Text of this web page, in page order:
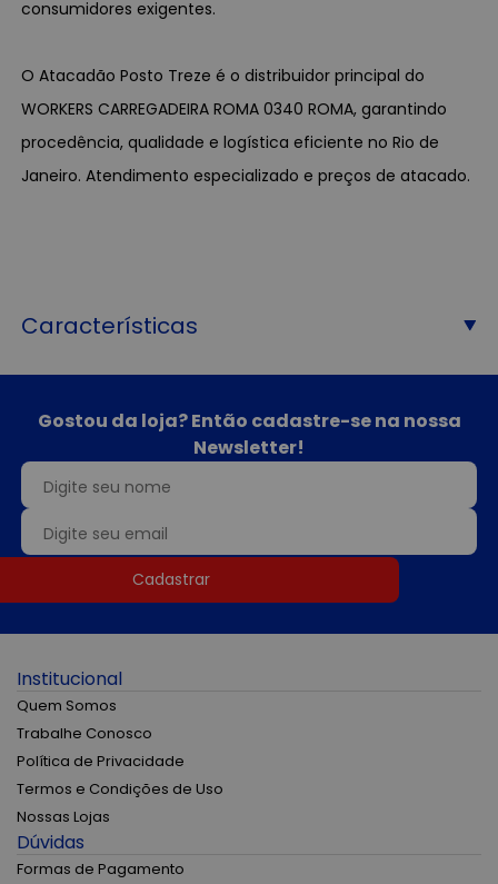
consumidores exigentes.
O Atacadão Posto Treze é o distribuidor principal do
WORKERS CARREGADEIRA ROMA 0340 ROMA, garantindo
procedência, qualidade e logística eficiente no Rio de
Janeiro. Atendimento especializado e preços de atacado.
Características
Gostou da loja? Então cadastre-se na nossa
Newsletter!
Cadastrar
Institucional
Quem Somos
Trabalhe Conosco
Política de Privacidade
Termos e Condições de Uso
Nossas Lojas
Dúvidas
Formas de Pagamento